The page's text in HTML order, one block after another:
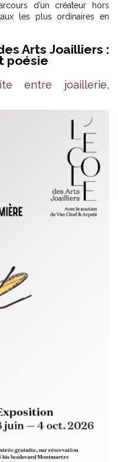
d’un créateur hors
les plus ordinaires en
Arts Joailliers :
poésie
entre joaillerie,